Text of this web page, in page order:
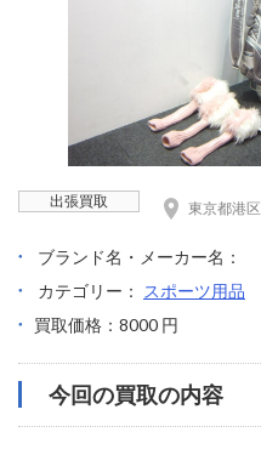
出張買取 東京都港区
ブランド名・メーカー名：
カテゴリー：
スポーツ用品
買取価格：8000 円
今回の買取の内容